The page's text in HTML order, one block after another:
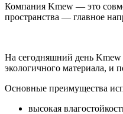
Компания Kmew — это
пространства — главное
На сегодняшний день Kmew
экологичного материала,
Основные преимущества
высокая